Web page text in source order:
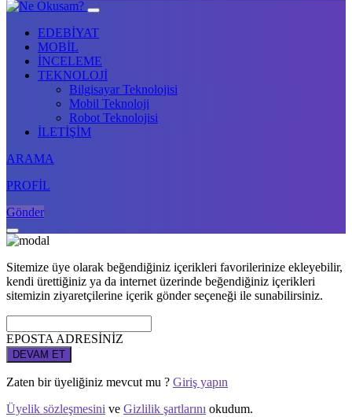
EDEBİYAT
MOBİL
İNCELEME
TEKNOLOJİ
Bilgisayar Teknolojisi
Mobil Teknoloji
Robot Teknolojisi
İLETİŞİM
ARAMA
PROFİL
Gönder
Sitemize üye olarak beğendiğiniz içerikleri favorilerinize ekleyebilir,
kendi ürettiğiniz ya da internet üzerinde beğendiğiniz içerikleri
sitemizin ziyaretçilerine içerik gönder seçeneği ile sunabilirsiniz.
EPOSTA ADRESİNİZ
DEVAM ET
Zaten bir üyeliğiniz mevcut mu ? Giriş yapın
Üyelik sözleşmesini ve Gizlilik şartlarını okudum.